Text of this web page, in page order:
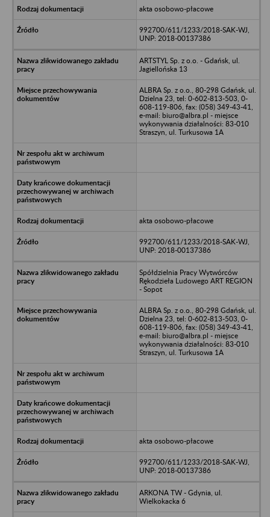
akta osobowo-płacowe
992700/611/1233/2018-SAK-WJ,
UNP: 2018-00137386
ARTSTYL Sp. z o.o. - Gdańsk, ul.
Jagiellońska 13
ALBRA Sp. z o.o., 80-298 Gdańsk, ul.
Dzielna 23, tel: 0-602-813-503, 0-
608-119-806, fax: (058) 349-43-41,
e-mail: biuro@albra.pl - miejsce
wykonywania działalności: 83-010
Straszyn, ul. Turkusowa 1A
akta osobowo-płacowe
992700/611/1233/2018-SAK-WJ,
UNP: 2018-00137386
Spółdzielnia Pracy Wytwórców
Rękodzieła Ludowego ART REGION
- Sopot
ALBRA Sp. z o.o., 80-298 Gdańsk, ul.
Dzielna 23, tel: 0-602-813-503, 0-
608-119-806, fax: (058) 349-43-41,
e-mail: biuro@albra.pl - miejsce
wykonywania działalności: 83-010
Straszyn, ul. Turkusowa 1A
akta osobowo-płacowe
992700/611/1233/2018-SAK-WJ,
UNP: 2018-00137386
ARKONA TW - Gdynia, ul.
Wielkokacka 6